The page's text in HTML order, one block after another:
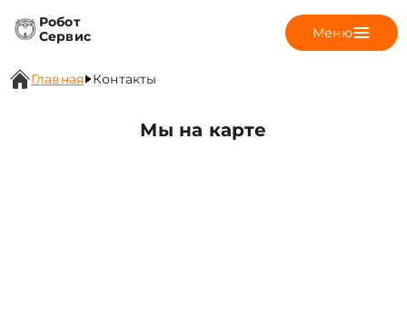
Робот
Сервис
Меню
Главная Контакты
Мы на карте